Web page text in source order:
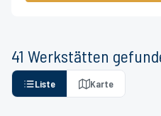
41 Werkstätten
Liste Karte